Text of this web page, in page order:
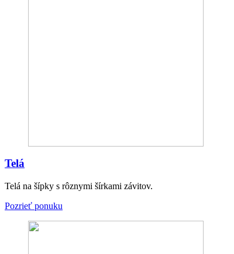
Telá
Telá na šípky s rôznymi šírkami závitov.
Pozrieť ponuku